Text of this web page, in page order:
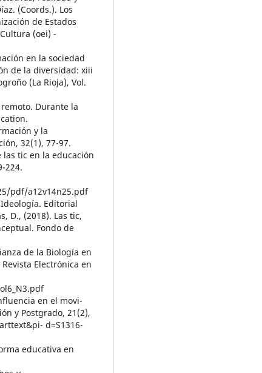
(Coords.). Los
de Estados
(oei) -
en la sociedad
de la diversidad: xiii
(La Rioja), Vol.
Durante la
y la
32(1), 77-97.
las tic en la educación
224.
pdf/a12v14n25.pdf
Editorial
D., (2018). Las tic,
Fondo de
de la Biología en
Electrónica en
en el movi-
y Postgrado, 21(2),
d=S1316-
educativa en